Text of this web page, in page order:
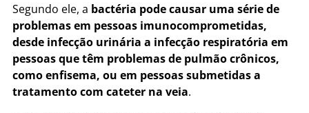
Segundo ele, a bactéria pode causar uma série de
problemas em pessoas imunocomprometidas,
desde infecção urinária a infecção respiratória em
pessoas que têm problemas de pulmão crônicos,
como enfisema, ou em pessoas submetidas a
tratamento com cateter na veia.